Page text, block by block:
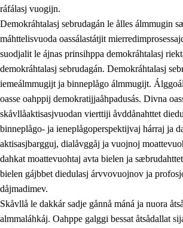
1.3 Lájttális ájádallam ja estetihkalasj
1.4 Dahkamávvo, berustibme ja
1.5 Vieledus luonnduj ja
Demokratijja ja oassálasstem
ráfálasj vuogijn.
Demokráhtalasj sebrudagán le ålles álmmugin
máhttelisvuoda oassálastátjit
suodjalit le ájnas prinsihppa demokráhtalasj
demokráhtalasj sebrudagán. Demokráhtalasj
iemeálmmugijt ja binneplågo álmmugijt.
oasse oahppij demokratijjaåhpadusás. Divna
skåvllåaktisasjvuodan vierttiji åvddånahttet
binneplågo- ja ieneplågoperspektijvaj hárraj ja
aktisasjbargguj, dialåvggåj ja vuojnoj
dahkat moattevuohtaj avta bielen ja
bielen gájbbet diedulasj árvvovuojnov ja
dåjmadimev.
Skåvllå le dakkár sadje gånnå máná ja nuora
almmaláhkáj. Oahppe galggi bessat åtsådallat